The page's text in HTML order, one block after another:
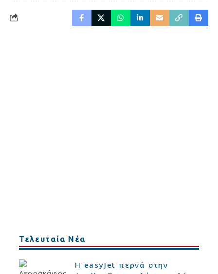
Τελευταία Νέα
Η easyJet περνά στην